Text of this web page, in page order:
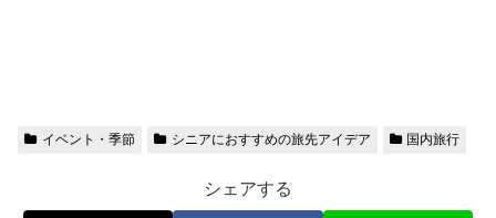
イベント・季節 シニアにおすすめの旅先アイデア 国内旅行
シェアする